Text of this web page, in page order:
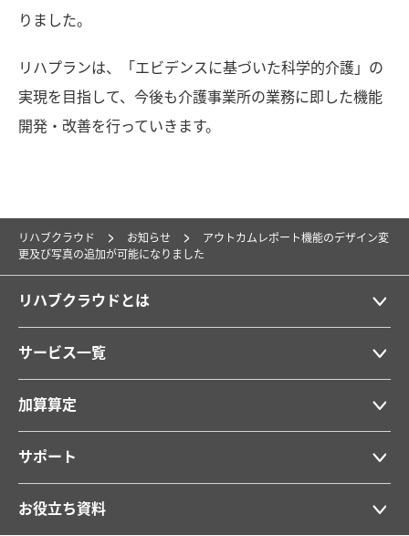
りました。
リハプランは、「エビデンスに基づいた科学的介護」の
実現を目指して、今後も介護事業所の業務に即した機能
開発・改善を行っていきます。
リハブクラウド お知らせ
アウトカムレポート機能のデザイン変
更及び写真の追加が可能になりました
リハブクラウドとは
サービス一覧
加算算定
サポート
お役立ち資料